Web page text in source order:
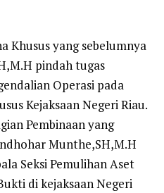
Khusus yang sebelumnya
pindah tugas
Operasi pada
Kejaksaan Negeri Riau.
Pembinaan yang
Munthe,SH,M.H
Seksi Pemulihan Aset
di kejaksaan Negeri